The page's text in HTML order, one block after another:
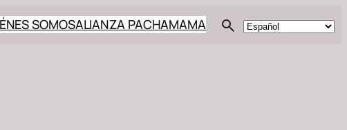
SOMOSALIANZA PACHAMAMA